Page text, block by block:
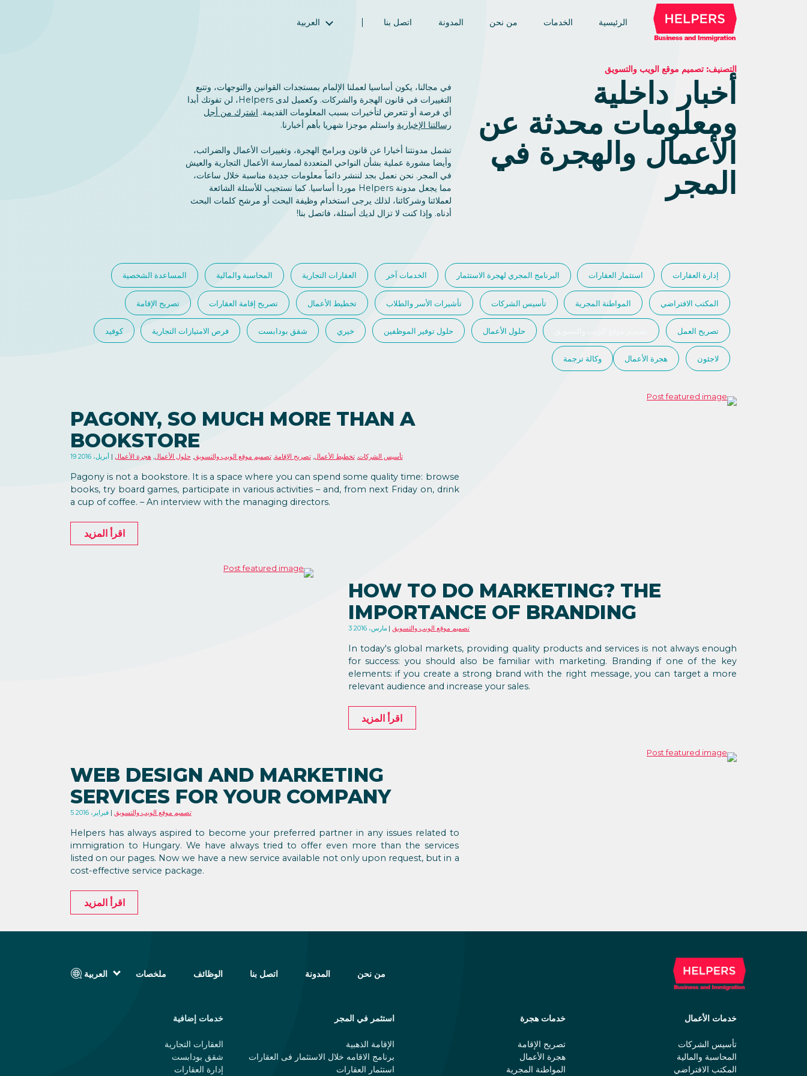
الرئيسية الخدمات من نحن المدونة اتصل بنا العربية
فارسی (الفارسية)
Русский (الروسية)
Español (الإسبانية)
简体中文 (الصينية المبسطة)
التصنيف: تصميم موقع الويب والتسويق
أخبار داخلية
ومعلومات محدثة عن
الأعمال والهجرة في
المجر
في مجالنا، يكون أساسيا لعملنا الإلمام بمستجدات القوانين والتوجهات، وتتبع
التغييرات في قانون الهجرة والشركات. وكعميل لدى Helpers، لن تفوتك أبدا
أي فرصة أو تتعرض لتأخيرات بسبب المعلومات القديمة. اشترك من أجل
رسالتنا الإخبارية واستلم موجزا شهريا بأهم أخبارنا.
تشمل مدونتنا أخبارا عن قانون وبرامج الهجرة، وتغييرات الأعمال والضرائب،
وأيضا مشورة عملية بشأن النواحي المتعددة لممارسة الأعمال التجارية والعيش
في المجر. نحن نعمل بجد لننشر دائماً معلومات جديدة مناسبة خلال ساعات،
مما يجعل مدونة Helpers موردا أساسيا. كما نستجيب للأسئلة الشائعة
لعملائنا وشركائنا، لذلك يرجى استخدام وظيفة البحث أو مرشح كلمات البحث
أدناه. وإذا كنت لا تزال لديك أسئلة، فاتصل بنا!
إدارة العقارات استثمار العقارات البرنامج المجري لهجرة الاستثمار الخدمات آخر العقارات التجارية المحاسبة والمالية المساعدة الشخصية
المكتب الافتراضي المواطنة المجرية تأسيس الشركات تأشيرات الأسر والطلاب تخطيط الأعمال تصريح إقامة العقارات تصريح الإقامة
تصريح العمل حلول الأعمال حلول توفير الموظفين خيري شقق بودابست فرص الامتيازات التجارية كوفيد
لاجئون هجرة الأعمال وكالة ترجمة
PAGONY, SO MUCH MORE THAN A
BOOKSTORE
19 أبريل، 2016 تأسيس الشركات,تخطيط الأعمال,تصريح الإقامة,تصميم موقع الويب والتسويق, حلول الأعمال, هجرة الأعمال
Pagony is not a bookstore. It is a space where you can spend some quality time: browse
books, try board games, participate in various activities – and, from next Friday on, drink
a cup of coffee. – An interview with the managing directors.
اقرأ المزيد
HOW TO DO MARKETING? THE
IMPORTANCE OF BRANDING
3 مارس، 2016 تصميم موقع الويب والتسويق
In today's global markets, providing quality products and services is not always enough
for success: you should also be familiar with marketing. Branding if one of the key
elements: if you create a strong brand with the right message, you can target a more
relevant audience and increase your sales.
اقرأ المزيد
WEB DESIGN AND MARKETING
SERVICES FOR YOUR COMPANY
5 فبراير، 2016 تصميم موقع الويب والتسويق
Helpers has always aspired to become your preferred partner in any issues related to
immigration to Hungary. We have always tried to offer even more than the services
listed on our pages. Now we have a new service available not only upon request, but in a
cost-effective service package.
اقرأ المزيد
من نحن المدونة اتصل بنا الوظائف ملخصات
العربية
فارسی (الفارسية)
Español (الإسبانية)
Türkçe (تركية)
简体中文 (الصينية المبسطة)
خدمات الأعمال
تأسيس الشركات
المحاسبة والمالية
المكتب الافتراضي
خدمات هجرة
تصريح الإقامة
هجرة الأعمال
المواطنة المجرية
استثمر في المجر
الإقامة الذهبية
برنامج الاقامه خلال الاستثمار فی العقارات
استثمار العقارات
خدمات إضافية
العقارات التجارية
شقق بودابست
إدارة العقارات